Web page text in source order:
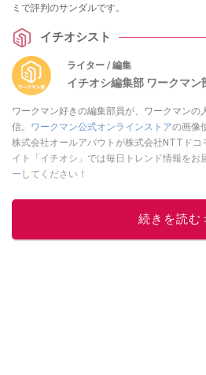
ミで評判のサンダルです。
イチオシスト
ライター / 編集
イチオシ編集部 ワークマン
ワークマン好きの編集部員が、ワークマンの
信。 ワークマン公式オンラインストアの画像
株式会社オールアバウトが株式会社NTTドコ
イト「イチオシ」では毎日トレンド情報をお
ー してください！
このイチ
続きを読む